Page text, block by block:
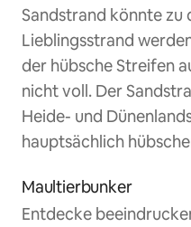
Sandstrand könnte zu
Lieblingsstrand
der hübsche Streifen
nicht voll. Der
Heide- und
hauptsächlich
Maultierbunker
Entdecke